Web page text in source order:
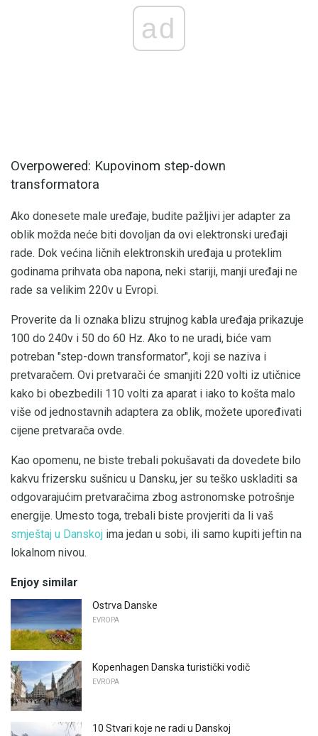
ad
Overpowered: Kupovinom step-down
transformatora
Ako donesete male uređaje, budite pažljivi jer adapter za
oblik možda neće biti dovoljan da ovi elektronski uređaji
rade. Dok većina ličnih elektronskih uređaja u proteklim
godinama prihvata oba napona, neki stariji, manji uređaji ne
rade sa velikim 220v u Evropi.
Proverite da li oznaka blizu strujnog kabla uređaja prikazuje
100 do 240v i 50 do 60 Hz. Ako to ne uradi, biće vam
potreban "step-down transformator", koji se naziva i
pretvaračem. Ovi pretvarači će smanjiti 220 volti iz utičnice
kako bi obezbedili 110 volti za aparat i iako to košta malo
više od jednostavnih adaptera za oblik, možete upoređivati ​​
cijene pretvarača ovde.
Kao opomenu, ne biste trebali pokušavati da dovedete bilo
kakvu frizersku sušnicu u Dansku, jer su teško uskladiti sa
odgovarajućim pretvaračima zbog astronomske potrošnje
energije. Umesto toga, trebali biste provjeriti da li vaš
smještaj u Danskoj ima jedan u sobi, ili samo kupiti jeftin na
lokalnom nivou.
Enjoy similar
Ostrva Danske
EVROPA
Kopenhagen Danska turistički vodič
EVROPA
10 Stvari koje ne radi u Danskoj